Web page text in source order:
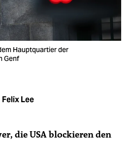
Hauptquartier der
Genf
Felix Lee
die USA blockieren den